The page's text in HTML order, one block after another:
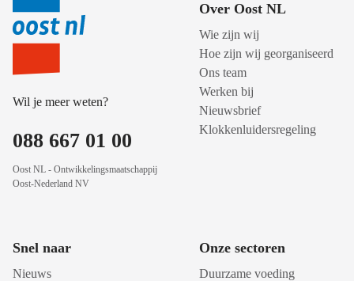
Wil je meer weten?
088 667 01 00
Oost NL - Ontwikkelingsmaatschappij
Oost-Nederland NV
Over Oost NL
Wie zijn wij
Hoe zijn wij georganiseerd
Ons team
Werken bij
Nieuwsbrief
Klokkenluidersregeling
Snel naar
Nieuws
Onze sectoren
Duurzame voeding